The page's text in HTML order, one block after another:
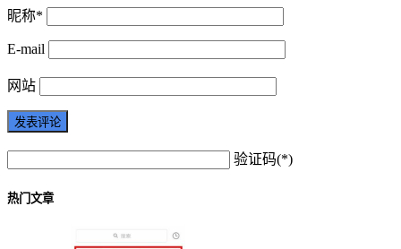
昵称*
E-mail
网站
验证码(*)
热门文章